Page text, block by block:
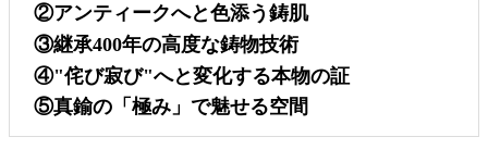
②アンティークへと色添う鋳肌
③継承400年の高度な鋳物技術
④"侘び寂び"へと変化する本物の証
⑤真鍮の「極み」で魅せる空間